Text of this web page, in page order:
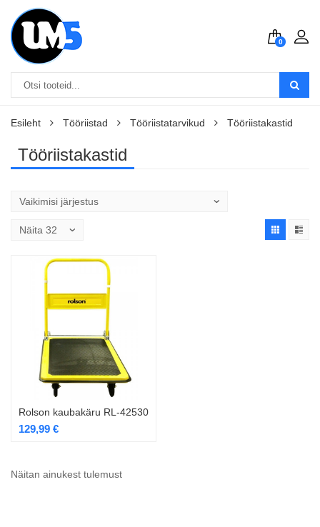
0
Esileht Tööriistad Tööriistatarvikud Tööriistakastid
Tööriistakastid
Rolson kaubakäru RL-42530
129,99 €
Näitan ainukest tulemust